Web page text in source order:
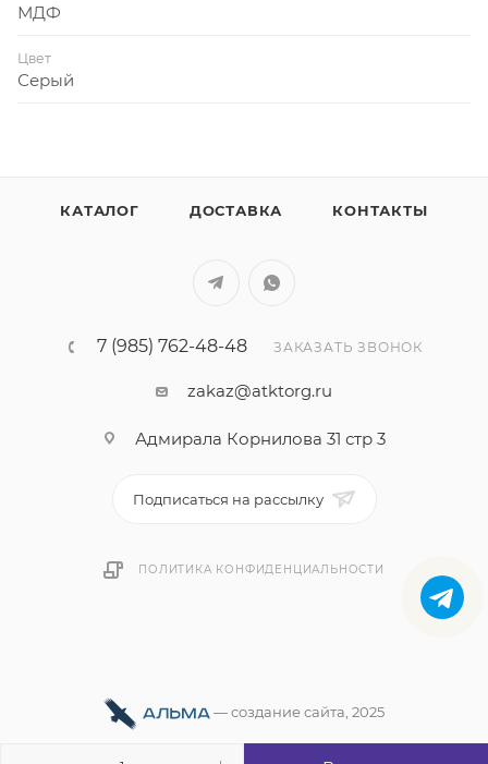
МДФ
Цвет
Серый
КАТАЛОГ ДОСТАВКА КОНТАКТЫ
7 (985) 762-48-48 ЗАКАЗАТЬ ЗВОНОК
zakaz@atktorg.ru
Адмирала Корнилова 31 стр 3
Подписаться на рассылку
ПОЛИТИКА КОНФИДЕНЦИАЛЬНОСТИ
—cоздание сайта , 2025